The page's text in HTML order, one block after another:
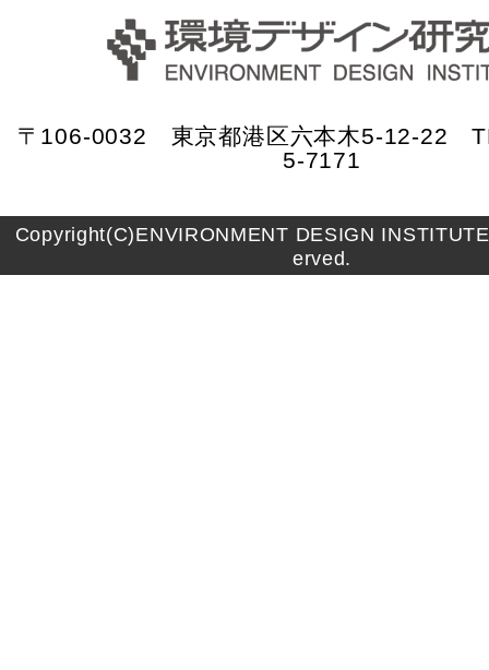
〒106-0032 東京都港区六本木5-12-22
5-7171
Copyright(C)ENVIRONMENT DESIGN
erved.